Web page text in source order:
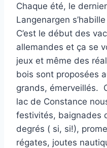
Chaque été, le
Langenargen
C’est le début des
allemandes et ça se
jeux et même des
bois sont proposées
grands, émerveillés.
lac de Constance
festivités, baignades
degrés ( si, si!),
régates, joutes